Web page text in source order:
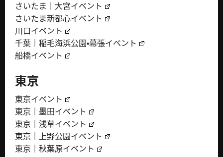
さいたま｜大宮イベント
さいたま新都心イベント
川口イベント
千葉｜稲毛海浜公園・幕張イベント
船橋イベント
東京
東京イベント
東京｜墨田イベント
東京｜浅草イベント
東京｜上野公園イベント
東京｜秋葉原イベント